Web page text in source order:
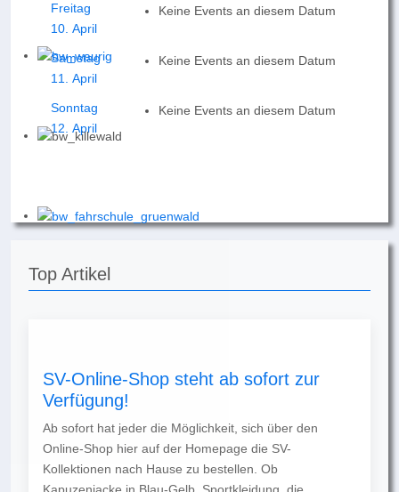
Freitag
10. April
Keine Events an diesem Datum
Samstag
11. April
Keine Events an diesem Datum
Sonntag
12. April
Keine Events an diesem Datum
Top Artikel
SV-Online-Shop steht ab sofort zur
Verfügung!
Ab sofort hat jeder die Möglichkeit, sich über den
Online-Shop hier auf der Homepage die SV-
Kollektionen nach Hause zu bestellen. Ob